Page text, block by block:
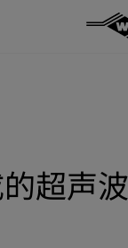
english
超声